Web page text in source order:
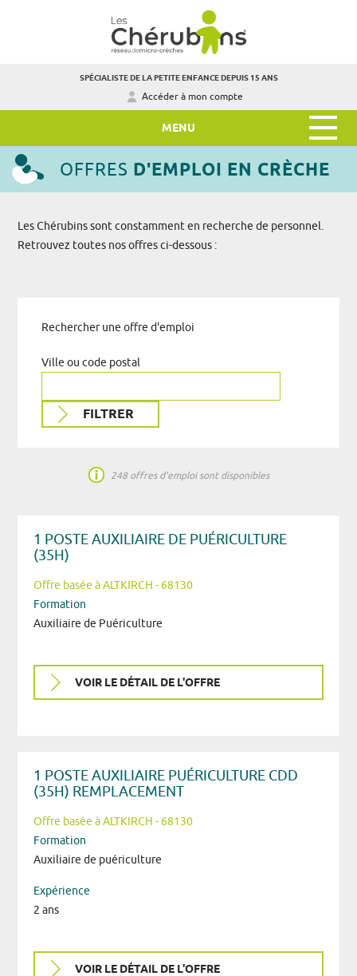
SPÉCIALISTE DE LA PETITE ENFANCE DEPUIS 15 ANS
Accéder à mon compte
MENU
OFFRES D'EMPLOI EN CRÈCHE
Les Chérubins sont constamment en recherche de personnel.
Retrouvez toutes nos offres ci-dessous :
Rechercher une offre d'emploi
Ville ou code postal
248 offres d'emploi sont disponibles
1 POSTE AUXILIAIRE DE PUÉRICULTURE
(35H)
Offre basée à ALTKIRCH - 68130
Formation
Auxiliaire de Puériculture
VOIR LE DÉTAIL DE L'OFFRE
1 POSTE AUXILIAIRE PUÉRICULTURE CDD
(35H) REMPLACEMENT
Offre basée à ALTKIRCH - 68130
Formation
Auxiliaire de puériculture
Expérience
2 ans
VOIR LE DÉTAIL DE L'OFFRE